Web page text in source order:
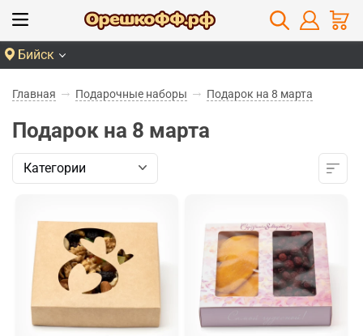
Бийск
Главная Подарочные наборы Подарок на 8 марта
Подарок на 8 марта
Категории